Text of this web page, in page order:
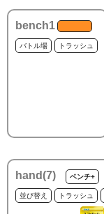
bench1
バトル場 トラッシュ
hand(7) ベンチ+
並び替え トラッシュ